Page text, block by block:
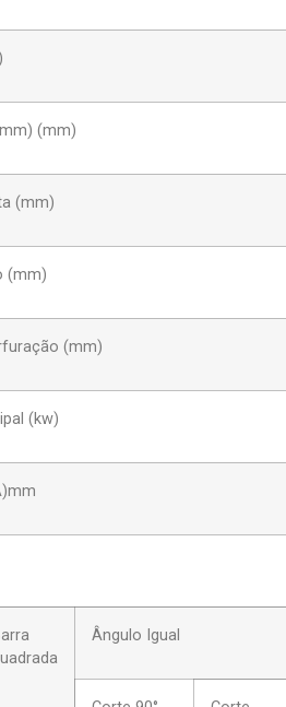
(mm)
(mm)
(mm)
(mm)
(kw)
Ângulo Igual